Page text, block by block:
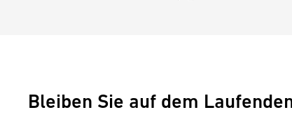
Bleiben Sie auf dem